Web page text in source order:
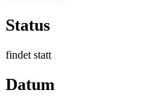
Status
findet statt
Datum